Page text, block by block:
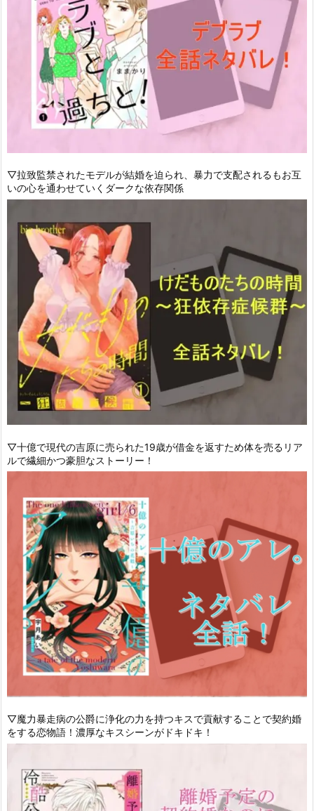
▽拉致監禁されたモデルが結婚を迫られ、暴力で支配されるもお互
いの心を通わせていくダークな依存関係
▽十億で現代の吉原に売られた19歳が借金を返すため体を売るリア
ルで繊細かつ豪胆なストーリー！
▽魔力暴走病の公爵に浄化の力を持つキスで貢献することで契約婚
をする恋物語！濃厚なキスシーンがドキドキ！